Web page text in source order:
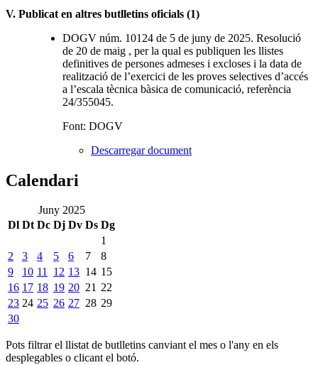
V. Publicat en altres butlletins oficials (1)
DOGV núm. 10124 de 5 de juny de 2025. Resolució
de 20 de maig , per la qual es publiquen les llistes
definitives de persones admeses i excloses i la data de
realització de l’exercici de les proves selectives d’accés
a l’escala tècnica bàsica de comunicació, referència
24/355045.
Font: DOGV
Descarregar document
Calendari
Juny 2025
Dl Dt Dc Dj Dv Ds Dg
1
2
3 4 5 6 7
8
9
10 11 12 13 14 15
16 17 18 19 20 21 22
23 24 25 26 27 28 29
30
Pots filtrar el llistat de butlletins canviant el mes o l'any en els
desplegables o clicant el botó.